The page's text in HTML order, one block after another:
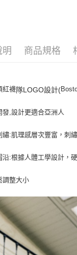
明 商品規格
紅襪隊LOGO設計(
發,設計更適合亞洲人
繡:肌理感層次豐富，刺
沿:根據人體工學設計，
調整大小